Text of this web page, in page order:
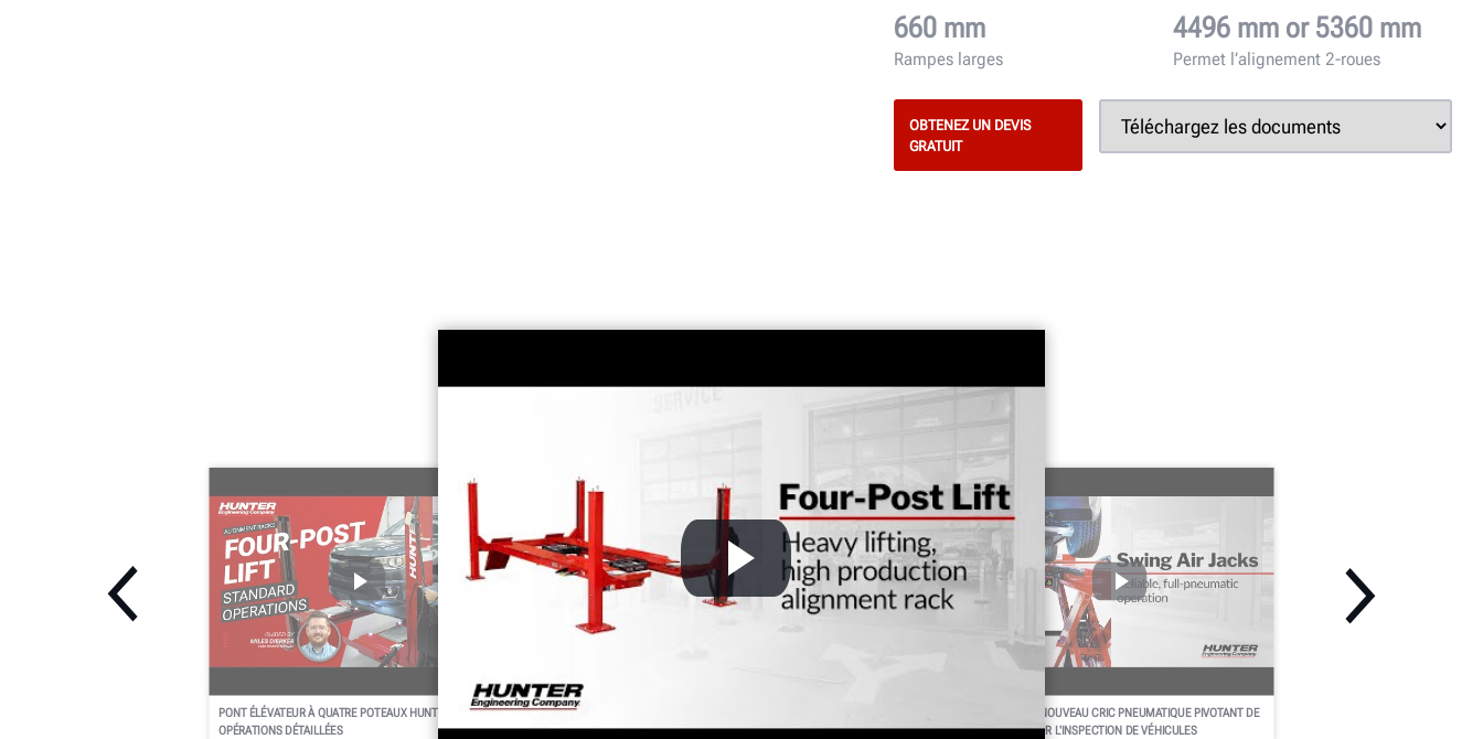
660 mm
Rampes larges
4496 mm or 5360 mm
Permet l’alignement 2-roues
OBTENEZ UN DEVIS
GRATUIT
APERÇU DU NOUVEAU CRIC PNEUMATIQUE PIVOTANT DE
HUNTER POUR L'INSPECTION DE VÉHICULES
PONT ÉLÉVATEUR À QUATRE POTEAUX HUNTER :
OPÉRATIONS DÉTAILLÉES